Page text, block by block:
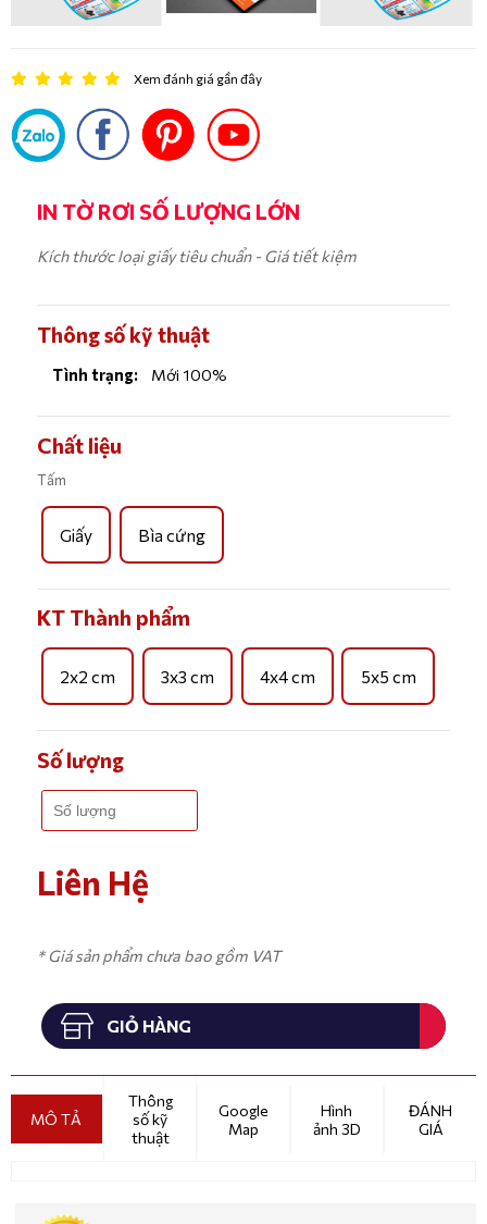
Xem đánh giá gần đây
IN TỜ RƠI SỐ LƯỢNG LỚN
Kích thước loại giấy tiêu chuẩn - Giá tiết kiệm
Thông số kỹ thuật
Tình trạng: Mới 100%
Chất liệu
Tấm
Giấy Bìa cứng
KT Thành phẩm
2x2 cm 3x3 cm 4x4 cm 5x5 cm
Số lượng
Liên Hệ
* Giá sản phẩm chưa bao gồm VAT
GIỎ HÀNG
MÔ TẢ
Thông
số kỹ
thuật
Google
Map
Hình
ảnh 3D
ĐÁNH
GIÁ